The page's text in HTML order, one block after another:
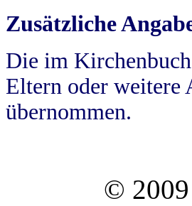
Zusätzliche
Die im
Eltern oder weitere
übernommen.
© 2009